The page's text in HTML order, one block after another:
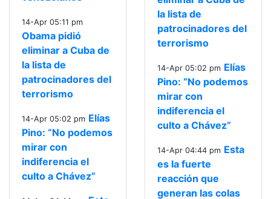
14-Apr 05:11 pm
Obama pidió
eliminar a Cuba de
la lista de
patrocinadores del
terrorismo
14-Apr 05:02 pm Elías
Pino: “No podemos
mirar con
indiferencia el
culto a Chávez”
la lista de
patrocinadores del
terrorismo
14-Apr 05:02 pm Elías
Pino: “No podemos
mirar con
indiferencia el
culto a Chávez”
14-Apr 04:44 pm Esta
es la fuerte
reacción que
generan las colas